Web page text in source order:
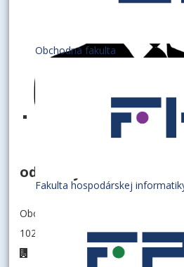
Obchodná fakulta
Fakulta hospodárskej
odborný asistent
Obchodná fakulta
102003 - Katedra medzinárodného